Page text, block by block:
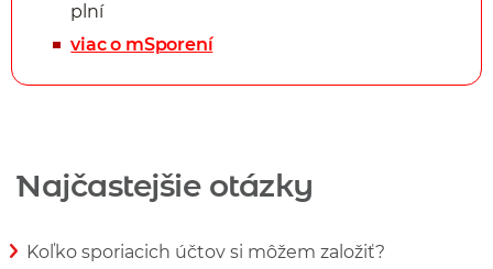
plní
viac o mSporení
Najčastejšie otázky
Koľko sporiacich účtov si môžem založiť?